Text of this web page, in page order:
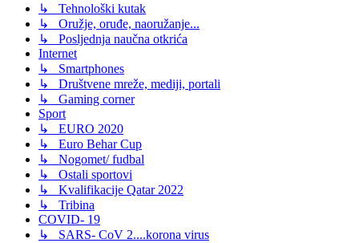
↳ Tehnološki kutak
↳ Oružje, oruđe, naoružanje...
↳ Posljednja naučna otkrića
Internet
↳ Smartphones
↳ Društvene mreže, mediji, portali
↳ Gaming corner
Sport
↳ EURO 2020
↳ Euro Behar Cup
↳ Nogomet/ fudbal
↳ Ostali sportovi
↳ Kvalifikacije Qatar 2022
↳ Tribina
COVID- 19
↳ SARS- CoV 2....korona virus